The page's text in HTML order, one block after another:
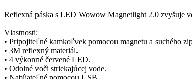
Reflexná páska s LED Wowow Magnetlight 2.0 zvyšuje
Vlastnosti:
• Pripojiteľné kamkoľvek pomocou magnetu a suchého
• 3M reflexný materiál.
• 4 výkonné červené LED.
• Odolné voči striekajúcej vode.